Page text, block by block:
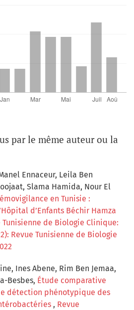
par le même auteur ou la
Ennaceur, Leila Ben
Slama Hamida, Nour El
en Tunisie :
d’Enfants Béchir Hamza
Tunisienne de Biologie Clinique:
Revue Tunisienne de Biologie
Ines Abene, Rim Ben Jemaa,
Besbes, Étude comparative
détection phénotypique des
, Revue